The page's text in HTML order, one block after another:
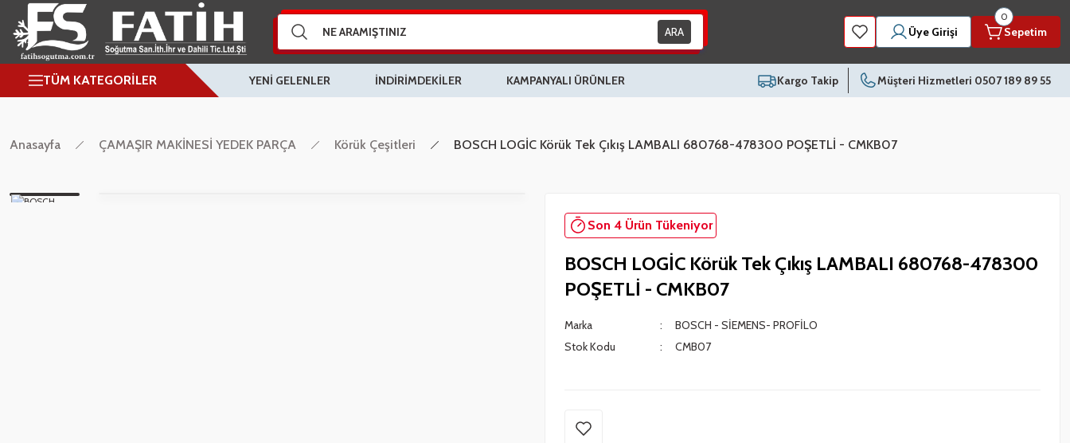
ARA Üye Girişi Sepetim
0
TÜM KATEGORİLER YENİ GELENLER İNDİRİMDEKİLER KAMPANYALI ÜRÜNLER Kargo Takip Müşteri Hizmetleri 0507 189 89 55
Anasayfa ÇAMAŞIR MAKİNESİ YEDEK PARÇA Körük Çeşitleri BOSCH LOGİC Körük Tek Çıkış LAMBALI 680768-478300 POŞETLİ - CMKB07
Son 4 Ürün Tükeniyor
BOSCH LOGİC Körük Tek Çıkış LAMBALI 680768-478300
POŞETLİ - CMKB07
Marka
BOSCH - SİEMENS- PROFİLO
Stok Kodu
CMB07